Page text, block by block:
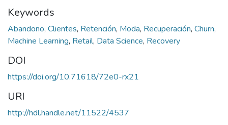
Keywords
Abandono, Clientes, Retención, Moda, Recuperación, Churn,
Machine Learning, Retail, Data Science, Recovery
DOI
https://doi.org/10.71618/72e0-rx21
URI
http://hdl.handle.net/11522/4537